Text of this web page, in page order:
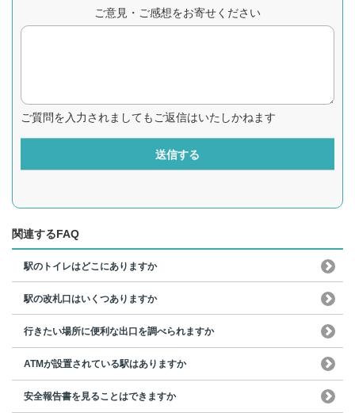
ご意見・ご感想をお寄せください
ご質問を入力されましてもご返信はいたしかねます
送信する
関連するFAQ
駅のトイレはどこにありますか
駅の改札口はいくつありますか
行きたい場所に便利な出口を調べられますか
ATMが設置されている駅はありますか
安全報告書を見ることはできますか